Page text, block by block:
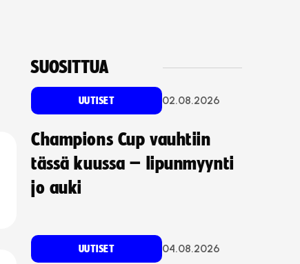
SUOSITTUA
UUTISET 02.08.2026
Champions Cup vauhtiin
tässä kuussa – lipunmyynti
jo auki
UUTISET 04.08.2026